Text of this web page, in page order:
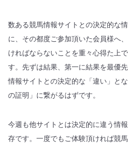
数ある競馬情報サイトとの決定的な
に、その都度ご参加頂いた会員様へ
ければならないことを重々心得た上
す。先ずは結果、第一に結果を最優
情報サイトとの決定的な「違い」と
の証明」に繋がるはずです。
今週も他サイトとは決定的に違う情
存です。一度でもご体験頂ければ競